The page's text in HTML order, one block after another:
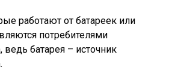
работают от батареек или
потребителями
ведь батарея – источник